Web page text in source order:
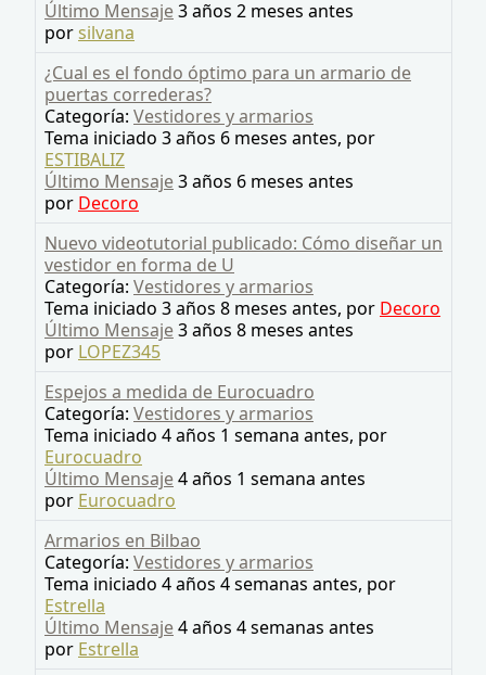
Último Mensaje3 años 2 meses antes
porsilvana
¿Cual es el fondo óptimo para un armario de
puertas correderas?
Categoría: Vestidores y armarios
Tema iniciado 3 años 6 meses antes, por
ESTIBALIZ
Último Mensaje3 años 6 meses antes
por Decoro
Nuevo videotutorial publicado: Cómo diseñar un
vestidor en forma de U
Categoría: Vestidores y armarios
Tema iniciado 3 años 8 meses antes, por Decoro
Último Mensaje3 años 8 meses antes
por LOPEZ345
Espejos a medida de Eurocuadro
Categoría: Vestidores y armarios
Tema iniciado 4 años 1 semana antes, por
Eurocuadro
Último Mensaje4 años 1 semana antes
por Eurocuadro
Armarios en Bilbao
Categoría: Vestidores y armarios
Tema iniciado 4 años 4 semanas antes, por
Estrella
Último Mensaje4 años 4 semanas antes
por Estrella